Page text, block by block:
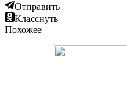
Отправить
Класснуть
Похожее